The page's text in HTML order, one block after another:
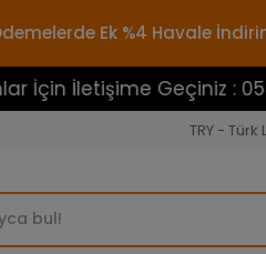
Ek %4 Havale
Geçiniz :
TRY - Türk